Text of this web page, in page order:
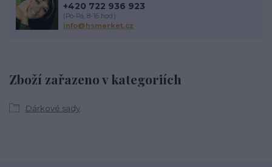
Zboží zařazeno v kategoriích
Dárkové sady
+420 722 936 923
(Po-Pá, 8-16 hod.)
info@hsmarket.cz